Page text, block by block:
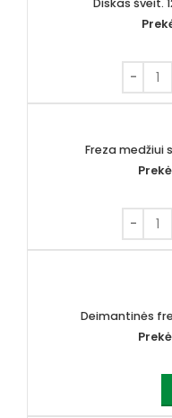
Diskas šveit.
Freza medžiui
Deimantinės